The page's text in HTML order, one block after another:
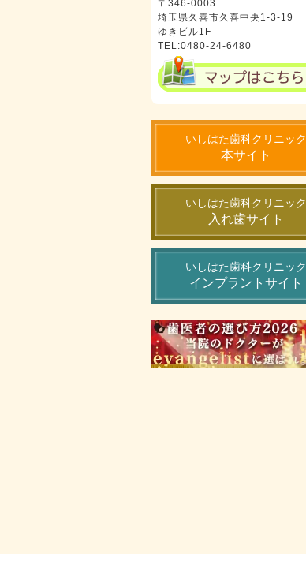
〒346-0003
埼玉県久喜市久喜中央1-3-19
ゆきビル1F
TEL:0480-24-6480
いしはた歯科クリニック
本サイト
いしはた歯科クリニック
入れ歯サイト
いしはた歯科クリニック
インプラントサイト